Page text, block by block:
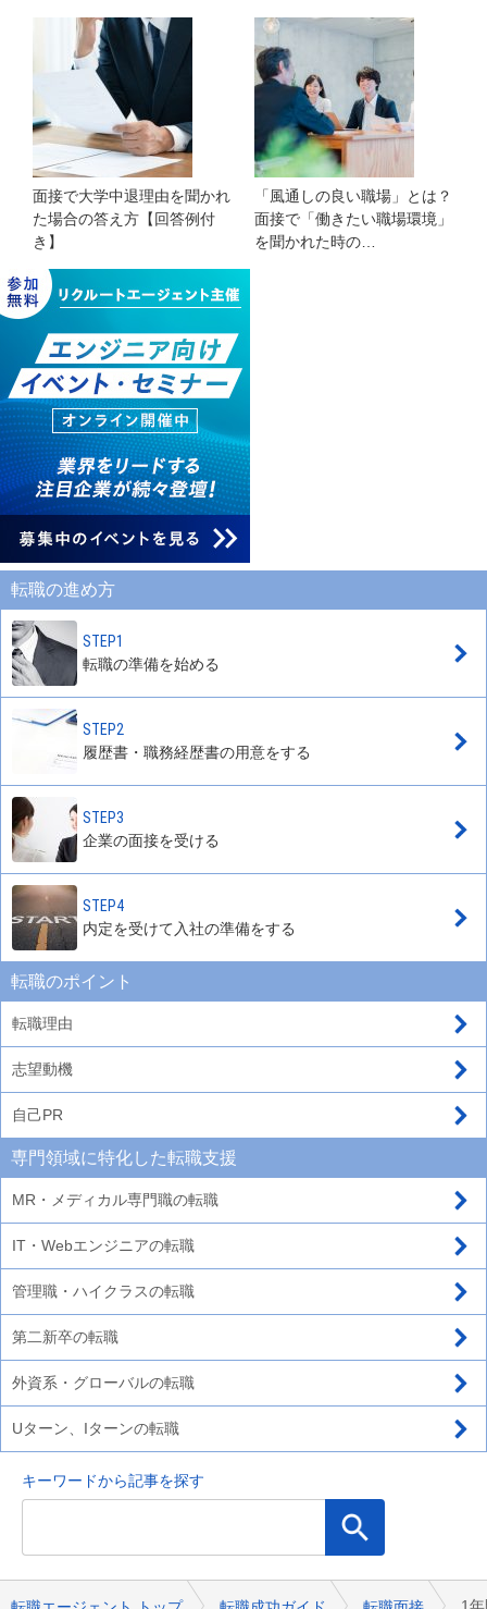
面接で大学中退理由を聞かれ
た場合の答え方【回答例付
き】
「風通しの良い職場」とは？
面接で「働きたい職場環境」
を聞かれた時の…
転職の進め方
STEP1
転職の準備を始める
STEP2
履歴書・職務経歴書の用意をする
STEP3
企業の面接を受ける
STEP4
内定を受けて入社の準備をする
転職のポイント
転職理由
志望動機
自己PR
専門領域に特化した転職支援
MR・メディカル専門職の転職
IT・Webエンジニアの転職
管理職・ハイクラスの転職
第二新卒の転職
外資系・グローバルの転職
Uターン、Iターンの転職
キーワードから記事を探す